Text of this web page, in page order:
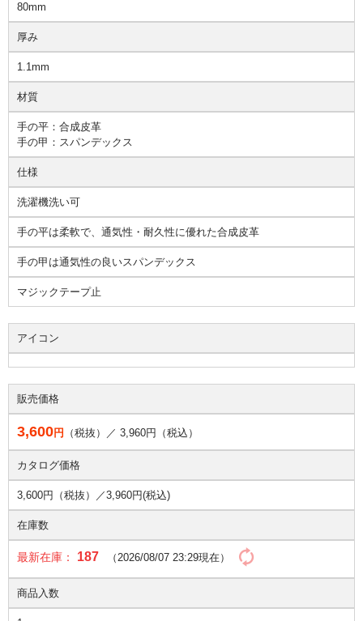
80mm
厚み
1.1mm
材質
手の平：合成皮革
手の甲：スパンデックス
仕様
洗濯機洗い可
手の平は柔軟で、通気性・耐久性に優れた合成皮革
手の甲は通気性の良いスパンデックス
マジックテープ止
アイコン
販売価格
3,600円 （税抜）／ 3,960円（税込）
カタログ価格
3,600円（税抜）／3,960円(税込)
在庫数
最新在庫： 187 （2026/08/07 23:29現在）
商品入数